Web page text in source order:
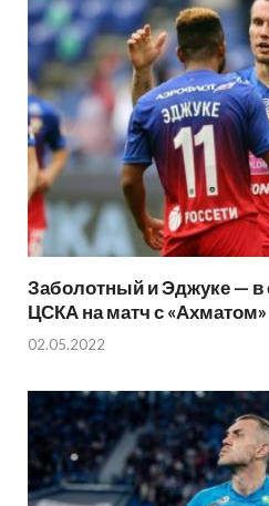
Заболотный и Эджуке — в
ЦСКА на матч с «Ахматом»
02.05.2022